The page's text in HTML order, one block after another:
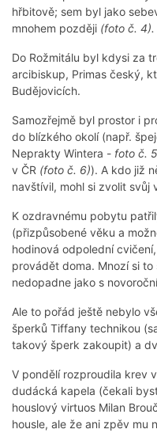
hřbitově; sem byl jako
mnohem později (foto č. 4).
Do Rožmitálu byl kdysi za
arcibiskup, Primas český,
Budějovicích.
Samozřejmě byl prostor i
do blízkého okolí (např.
Neprakty Wintera - foto č.
v ČR (foto č. 6)). A kdo již
navštívil, mohl si zvolit svůj
K ozdravnému pobytu
(přizpůsobené věku a
hodinová odpolední
provádět doma. Mnozí si
nedopadne jako s
Ale to pořád ještě nebylo
šperků Tiffany technikou
takový šperk zakoupit) a
V pondělí rozproudila krev
dudácká kapela (čekali
houslový virtuos Milan
housle, ale že ani zpěv mu